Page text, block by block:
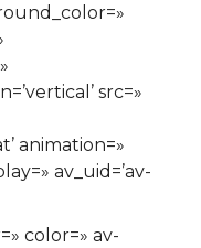
src=»
animation=»
av_uid=’av-
color=» av-